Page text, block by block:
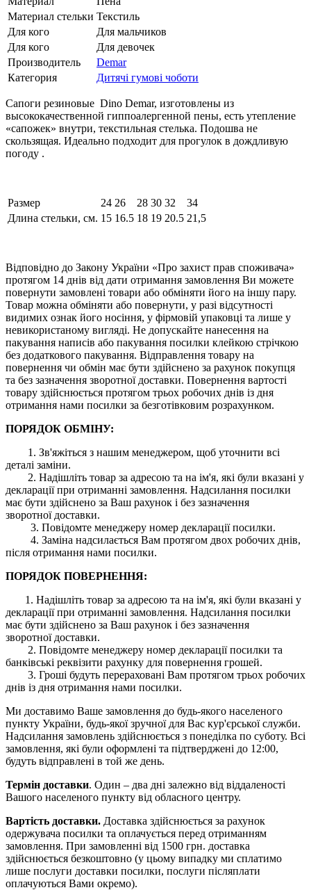
Материал стельки Текстиль
Для кого
Для мальчиков
Для кого
Для девочек
Производитель
Demar
Категория
Дитячі гумові чоботи
Сапоги резиновые Dino Demar, изготовлены из
высококачественной гиппоалергенной пены, есть утепление
«сапожек» внутри, текстильная стелька. Подошва не
скользящая. Идеально подходит для прогулок в дождливую
погоду .
Размер 24 26 28 30 32
34
Длина стельки, см. 15 16.5 18 19 20.5 21,5
Відповідно до Закону України «Про захист прав споживача»
протягом 14 днів від дати отримання замовлення Ви можете
повернути замовлені товари або обміняти його на іншу пару.
Товар можна обміняти або повернути, у разі відсутності
видимих ​​ознак його носіння, у фірмовій упаковці та лише у
невикористаному вигляді. Не допускайте нанесення на
пакування написів або пакування посилки клейкою стрічкою
без додаткового пакування. Відправлення товару на
повернення чи обмін має бути здійснено за рахунок покупця
та без зазначення зворотної доставки. Повернення вартості
товару здійснюється протягом трьох робочих днів із дня
отримання нами посилки за безготівковим розрахунком.
ПОРЯДОК ОБМІНУ:
1. Зв'яжіться з нашим менеджером, щоб уточнити всі
деталі заміни.
2. Надішліть товар за адресою та на ім'я, які були вказані у
декларації при отриманні замовлення. Надсилання посилки
має бути здійснено за Ваш рахунок і без зазначення
зворотної доставки.
3. Повідомте менеджеру номер декларації посилки.
4. Заміна надсилається Вам протягом двох робочих днів,
після отримання нами посилки.
ПОРЯДОК ПОВЕРНЕННЯ:
1. Надішліть товар за адресою та на ім'я, які були вказані у
декларації при отриманні замовлення. Надсилання посилки
має бути здійснено за Ваш рахунок і без зазначення
зворотної доставки.
2. Повідомте менеджеру номер декларації посилки та
банківські реквізити рахунку для повернення грошей.
3. Гроші будуть перераховані Вам протягом трьох робочих
днів із дня отримання нами посилки.
Ми доставимо Ваше замовлення до будь-якого населеного
пункту України, будь-якої зручної для Вас кур'єрської служби.
Надсилання замовлень здійснюється з понеділка по суботу. Всі
замовлення, які були оформлені та підтверджені до 12:00,
будуть відправлені в той же день.
Термін доставки. Один – два дні залежно від віддаленості
Вашого населеного пункту від обласного центру.
Вартість доставки. Доставка здійснюється за рахунок
одержувача посилки та оплачується перед отриманням
замовлення. При замовленні від 1500 грн. доставка
здійснюється безкоштовно (у цьому випадку ми сплатимо
лише послуги доставки посилки, послуги післяплати
оплачуються Вами окремо).